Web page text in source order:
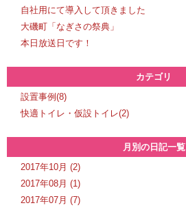
自社用にて導入して頂きました
大磯町「なぎさの祭典」
本日放送日です！
カテゴリ
設置事例(8)
快適トイレ・仮設トイレ(2)
月別の日記一覧
2017年10月 (2)
2017年08月 (1)
2017年07月 (7)